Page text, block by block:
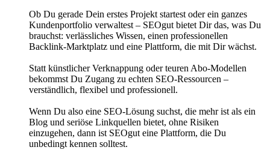
Ob Du gerade Dein erstes Projekt startest oder ein ganzes
Kundenportfolio verwaltest – SEOgut bietet Dir das, was Du
brauchst: verlässliches Wissen, einen professionellen
Backlink-Marktplatz und eine Plattform, die mit Dir wächst.
Statt künstlicher Verknappung oder teuren Abo-Modellen
bekommst Du Zugang zu echten SEO-Ressourcen –
verständlich, flexibel und professionell.
Wenn Du also eine SEO-Lösung suchst, die mehr ist als ein
Blog und seriöse Linkquellen bietet, ohne Risiken
einzugehen, dann ist SEOgut eine Plattform, die Du
unbedingt kennen solltest.